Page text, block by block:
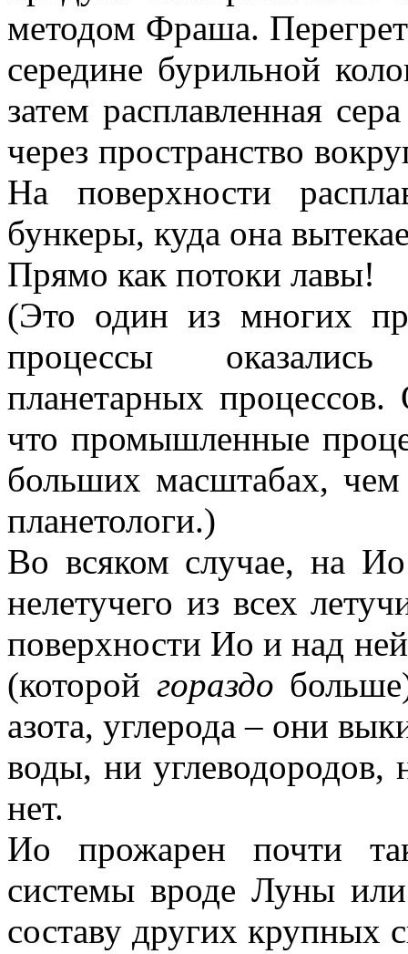
методом Фраша.
середине бурильной
затем расплавленная
через пространство
На поверхности
бункеры, куда она
Прямо как потоки лавы!
(Это один из многих
процессы
планетарных
что промышленные
больших масштабах, чем
планетологи.)
Во всяком случае, на Ио
нелетучего из всех
поверхности Ио и над
(которой гораздо
азота, углерода – они
воды, ни углеводородов,
нет.
Ио прожарен почти
системы вроде Луны
составу других крупных